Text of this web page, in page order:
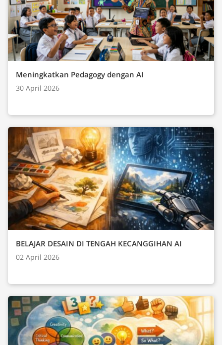
Meningkatkan Pedagogy dengan AI
30 April 2026
BELAJAR DESAIN DI TENGAH KECANGGIHAN AI
02 April 2026